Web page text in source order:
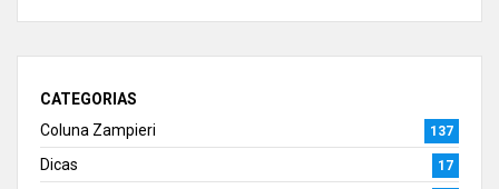
CATEGORIAS
Coluna Zampieri
137
Dicas 17